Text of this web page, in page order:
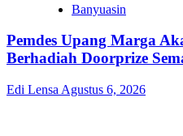
Banyuasin
Pemdes Upang Marga
Berhadiah Doorprize
Edi Lensa Agustus 6, 2026